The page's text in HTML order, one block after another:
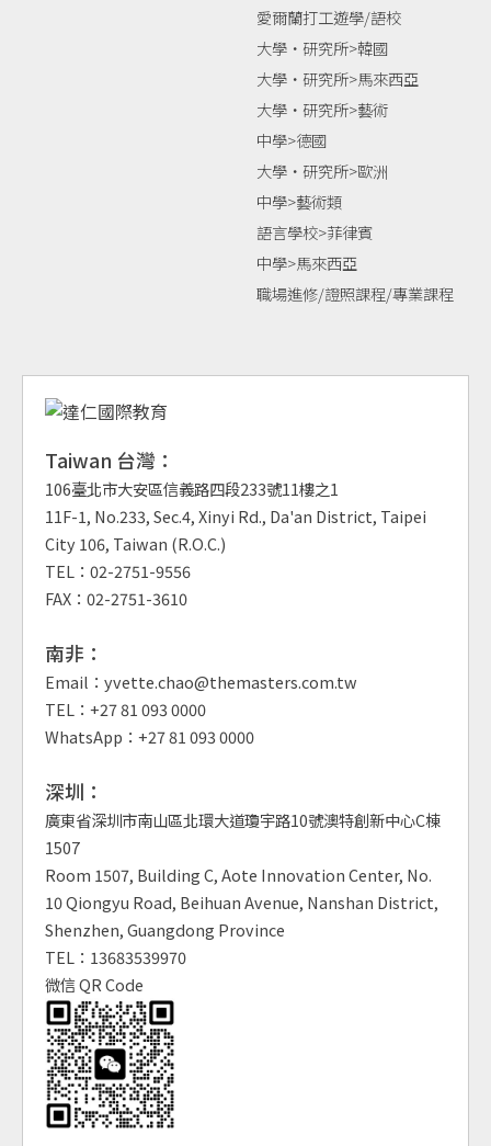
愛爾蘭打工遊學/語校
大學‧研究所>韓國
大學‧研究所>馬來西亞
大學‧研究所>藝術
中學>德國
大學‧研究所>歐洲
中學>藝術類
語言學校>菲律賓
中學>馬來西亞
職場進修/證照課程/專業課程
Taiwan 台灣：
106臺北市大安區信義路四段233號11樓之1
11F-1, No.233, Sec.4, Xinyi Rd., Da'an District, Taipei
City 106, Taiwan (R.O.C.)
TEL：02-2751-9556
FAX：02-2751-3610
南非：
Email：yvette.chao@themasters.com.tw
TEL：+27 81 093 0000
WhatsApp：+27 81 093 0000
深圳：
廣東省深圳市南山區北環大道瓊宇路10號澳特創新中心C棟
1507
Room 1507, Building C, Aote Innovation Center, No.
10 Qiongyu Road, Beihuan Avenue, Nanshan District,
Shenzhen, Guangdong Province
TEL：13683539970
微信 QR Code